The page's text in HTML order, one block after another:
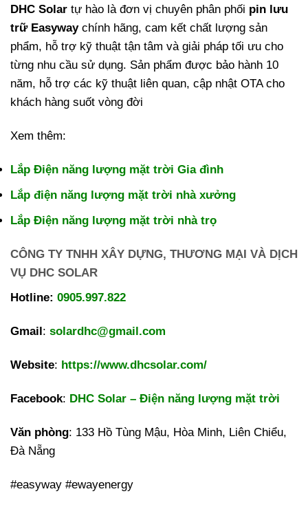
DHC Solar tự hào là đơn vị chuyên phân phối pin lưu
trữ Easywaychính hãng, cam kết chất lượng sản
phẩm, hỗ trợ kỹ thuật tận tâm và giải pháp tối ưu cho
từng nhu cầu sử dụng. Sản phẩm được bảo hành 10
năm, hỗ trợ các kỹ thuật liên quan, cập nhật OTA cho
khách hàng suốt vòng đời
Xem thêm:
Lắp Điện năng lượng mặt trời Gia đình
Lắp điện năng lượng mặt trời nhà xưởng
Lắp Điện năng lượng mặt trời nhà trọ
CÔNG TY TNHH XÂY DỰNG, THƯƠNG MẠI VÀ DỊCH
VỤ DHC SOLAR
Hotline: 0905.997.822
Gmail: solardhc@gmail.com
Website: https://www.dhcsolar.com/
Facebook: DHC Solar – Điện năng lượng mặt trời
Văn phòng: 133 Hồ Tùng Mậu, Hòa Minh, Liên Chiểu,
Đà Nẵng
#easyway #ewayenergy